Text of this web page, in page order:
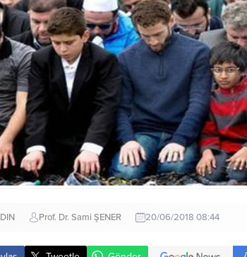
Prof. Dr. Sami ŞENER 20/06/2018 08:44